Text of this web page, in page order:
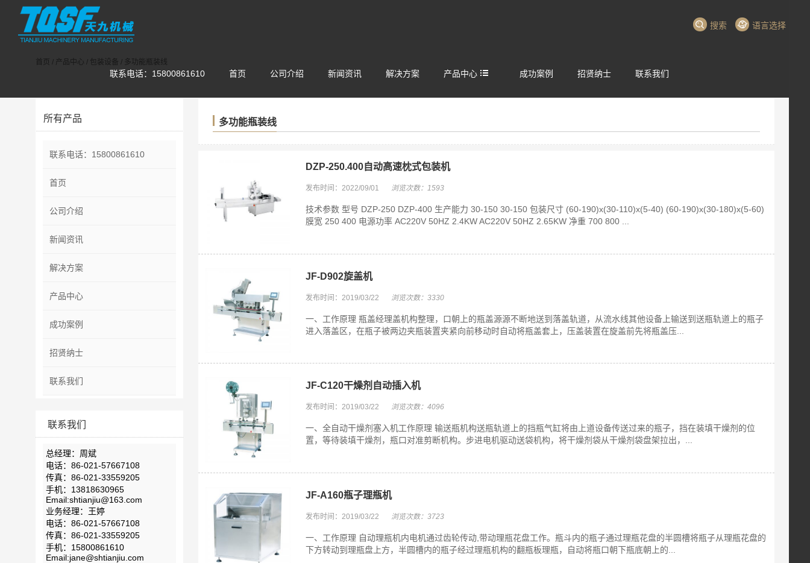
搜索 语言选择
联系电话：15800861610 首页 公司介绍 新闻资讯 解决方案 产品中心 成功案例 招贤纳士 联系我们
首页 / 产品中心 / 包装设备 / 多功能瓶装线
所有产品
联系电话：15800861610
首页
公司介绍
新闻资讯
解决方案
产品中心
成功案例
招贤纳士
联系我们
联系我们
总经理：周斌
电话：86-021-57667108
传真：86-021-33559205
手机：13818630965
Email:shtianjiu@163.com
业务经理：王婷
电话：86-021-57667108
传真：86-021-33559205
手机：15800861610
Email:jane@shtianjiu.com
多功能瓶装线
DZP-250.400自动高速枕式包装机
发布时间：2022/09/01 浏览次数：1593
技术参数 型号 DZP-250 DZP-400 生产能力 30-150 30-150 包装尺寸 (60-190)x(30-110)x(5-40) (60-190)x(30-180)x(5-60)
膜宽 250 400 电源功率 AC220V 50HZ 2.4KW AC220V 50HZ 2.65KW 净重 700 800 ...
JF-D902旋盖机
发布时间：2019/03/22 浏览次数：3330
一、工作原理 瓶盖经理盖机构整理，口朝上的瓶盖源源不断地送到落盖轨道，从流水线其他设备上输送到送瓶轨道上的瓶子
进入落盖区，在瓶子被两边夹瓶装置夹紧向前移动时自动将瓶盖套上，压盖装置在旋盖前先将瓶盖压...
JF-C120干燥剂自动插入机
发布时间：2019/03/22 浏览次数：4096
一、全自动干燥剂塞入机工作原理 输送瓶机构送瓶轨道上的挡瓶气缸将由上道设备传送过来的瓶子，挡在装填干燥剂的位
置，等待装填干燥剂，瓶口对准剪断机构。步进电机驱动送袋机构，将干燥剂袋从干燥剂袋盘架拉出，...
JF-A160瓶子理瓶机
发布时间：2019/03/22 浏览次数：3723
一、工作原理 自动理瓶机内电机通过齿轮传动,带动理瓶花盘工作。瓶斗内的瓶子通过理瓶花盘的半圆槽将瓶子从理瓶花盘的
下方转动到理瓶盘上方，半圆槽内的瓶子经过理瓶机构的翻瓶板理瓶，自动将瓶口朝下瓶底朝上的...